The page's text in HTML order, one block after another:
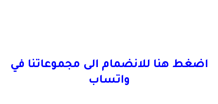
اضغط هنا للانضمام الى مجموعاتنا في
واتساب